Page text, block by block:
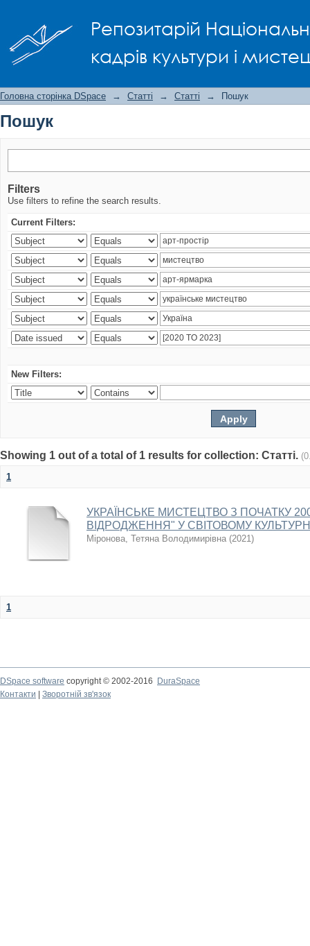
Репозитарій
кадрів культури і
Головна сторінка DSpace → Статті → Статті → Пошук
Пошук
Filters
Use filters to refine the search results.
Current Filters:
New Filters:
Showing 1 out of a total of 1 results for collection: Статті.
1
УКРАЇНСЬКЕ МИСТЕЦТВО З ПОЧАТКУ
ВІДРОДЖЕННЯ" У СВІТОВОМУ
Міронова, Тетяна Володимирівна (2021)
1
DSpace software copyright © 2002-2016
DuraSpace
Контакти
Зворотній зв'язок